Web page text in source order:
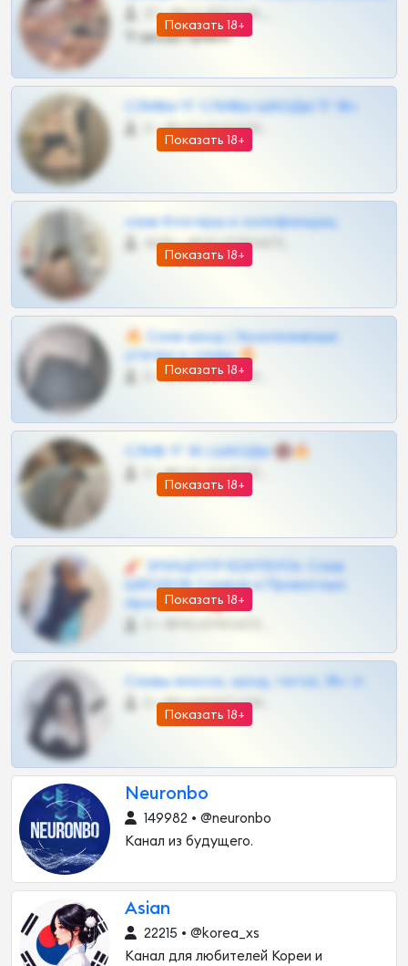
Показать 18+
27 •
Тг шкоды приват
Показать 18+
СЛИВЫ ТГ СЛИВЫ ШКОДЫ ТГ 18+
0 •
Показать 18+
слив блогерш и онлифанщиц
4675 •
Показать 18+
🔥 Слив шкод | Эксклюзивные
утечки и сливы 🔥
0 •
Показать 18+
СЛИВ ТГ 18 | ШКОДЫ 🔞🔥
0 •
Показать 18+
🧨 ЭПИЦЕНТР КОНТЕНТА: Слив
ШКОДОВ Сливов и Приватных
Архивов ТГ 🔞💎
Показать 18+
Сливы вписок, шкод, теток, 18+ тг
0 •
Neuronbo
149982 • @neuronbo
Канал из будущего.
Asian
22215 • @korea_xs
Канал для любителей Кореи и